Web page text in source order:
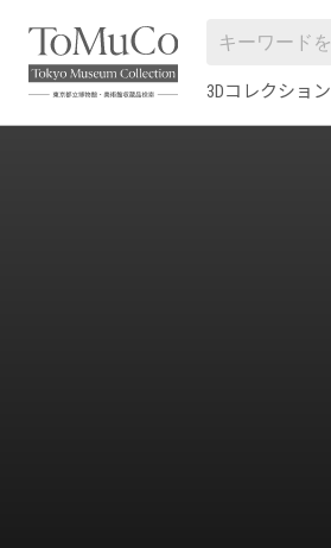
3Dコレクション